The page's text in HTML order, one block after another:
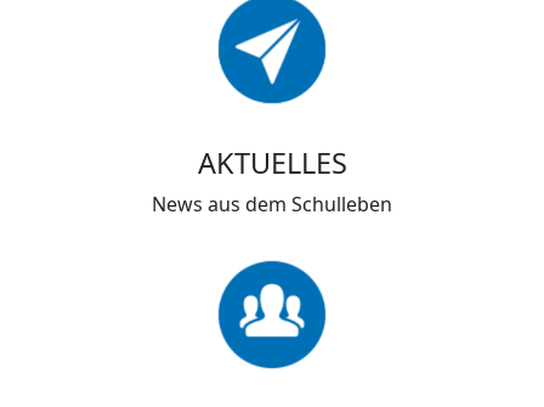
AKTUELLES
News aus dem Schulleben